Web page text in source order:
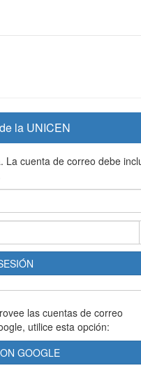
la UNICEN
La cuenta de correo debe
las cuentas de correo
utilice esta opción:
GOOGLE